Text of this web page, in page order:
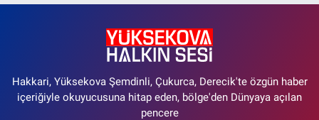
Hakkari, Yüksekova Şemdinli, Çukurca, Derecik'te özgün haber
içeriğiyle okuyucusuna hitap eden, bölge'den Dünyaya açılan
pencere